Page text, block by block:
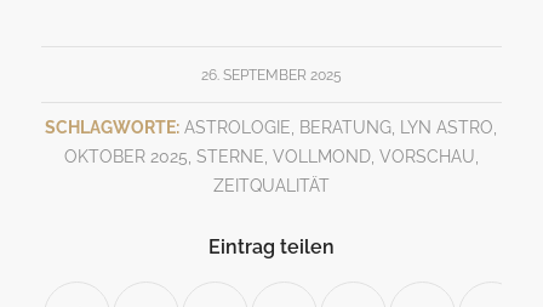
26. SEPTEMBER 2025
SCHLAGWORTE: ASTROLOGIE, BERATUNG, LYN ASTRO,
OKTOBER 2025, STERNE, VOLLMOND, VORSCHAU,
ZEITQUALITÄT
Eintrag teilen